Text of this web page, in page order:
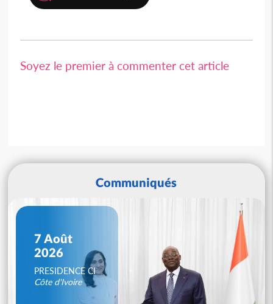
Soyez le premier à commenter cet article
Communiqués
7 Août
2026
PRESIDENCE CI
Côte d'Ivoire